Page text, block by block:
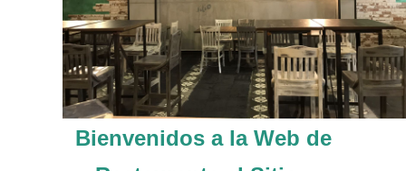
Bienvenidos a la Web de